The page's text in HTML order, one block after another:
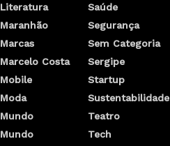
Literatura
Maranhão
Marcas
Marcelo Costa
Mobile
Moda
Mundo
Mundo
Saúde
Segurança
Sem Categoria
Sergipe
Startup
Sustentabilidade
Teatro
Tech